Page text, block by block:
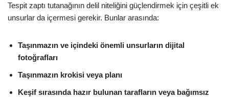
Tespit zaptı tutanağının delil niteliğini güçlendirmek için çeşitli ek
unsurlar da içermesi gerekir. Bunlar arasında:
Taşınmazın ve içindeki önemli unsurların dijital
fotoğrafları
Taşınmazın krokisi veya planı
Keşif sırasında hazır bulunan tarafların veya bağımsız